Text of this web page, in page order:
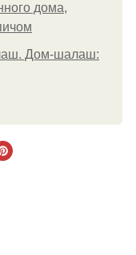
дома,
Дом-шалаш: